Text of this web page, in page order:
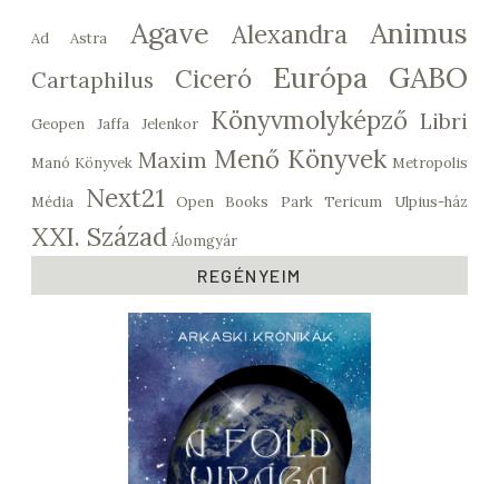
Ad Astra Agave Alexandra Animus
Cartaphilus Ciceró Európa GABO
Geopen Jaffa Jelenkor Könyvmolyképző Libri
Manó Könyvek Maxim Menő Könyvek Metropolis
Média Next21 Open Books Park Tericum Ulpius-ház
XXI. Század Álomgyár
REGÉNYEIM